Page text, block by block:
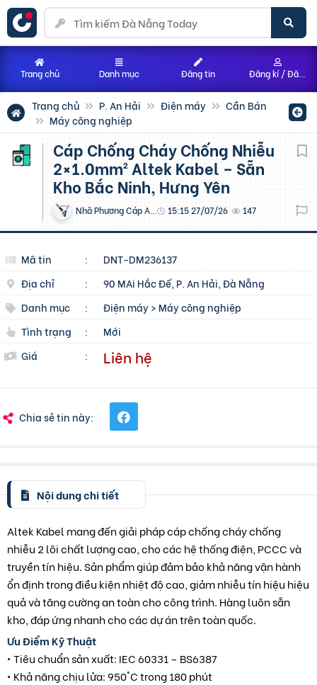
Trang chủ P. An Hải Điện máy
Cần Bán
Máy công nghiệp
Cáp Chống Cháy Chống Nhiễu
2×1.0mm² Altek Kabel – Sẵn
Kho Bắc Ninh, Hưng Yên
15:15 27/07/26 147
Mã tin :
DNT-DM236137
Địa chỉ
:
90 MAi Hắc Đế, P. An Hải, Đà Nẵng
Danh mục
: Điện máy> Máy công nghiệp
Tình trạng
:
Mới
Giá
: Liên hệ
Chia sẻ tin này:
Nội dung chi tiết
Altek Kabel mang đến giải pháp cáp chống cháy chống
nhiễu 2 lõi chất lượng cao, cho các hệ thống điện, PCCC và
truyền tín hiệu. Sản phẩm giúp đảm bảo khả năng vận hành
ổn định trong điều kiện nhiệt độ cao, giảm nhiễu tín hiệu hiệu
quả và tăng cường an toàn cho công trình. Hàng luôn sẵn
kho, đáp ứng nhanh cho các dự án trên toàn quốc.
Ưu Điểm Kỹ Thuật
• Tiêu chuẩn sản xuất: IEC 60331 – BS6387
• Khả năng chịu lửa: 950°C trong 180 phút
Trang chủ Danh mục Đăng tin